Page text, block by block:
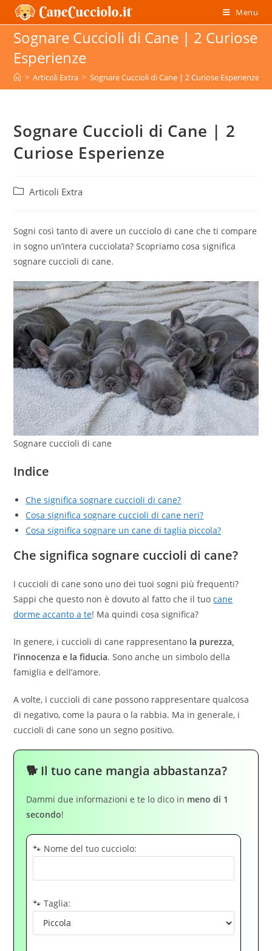
Salta
al
contenuto
Menu
Sognare Cuccioli di Cane | 2 Curiose
Esperienze
> Articoli Extra > Sognare Cuccioli di Cane | 2 Curiose Esperienze
Sognare Cuccioli di Cane | 2
Curiose Esperienze
Categoria
Articoli Extra
Sogni così tanto di avere un cucciolo di cane che ti compare
in sogno un’intera cucciolata? Scopriamo cosa significa
sognare cuccioli di cane.
Sognare cuccioli di cane
Indice
Che significa sognare cuccioli di cane?
Cosa significa sognare cuccioli di cane neri?
Cosa significa sognare un cane di taglia piccola?
Che significa sognare cuccioli di cane?
I cuccioli di cane sono uno dei tuoi sogni più frequenti?
Sappi che questo non è dovuto al fatto che il tuocane
dorme accanto a te! Ma quindi cosa significa?
In genere, i cuccioli di cane rappresentano la purezza,
l’innocenza e la fiducia. Sono anche un simbolo della
famiglia e dell’amore.
A volte, i cuccioli di cane possono rappresentare qualcosa
di negativo, come la paura o la rabbia. Ma in generale, i
cuccioli di cane sono un segno positivo.
🐕 Il tuo cane mangia abbastanza?
Dammi due informazioni e te lo dico in meno di 1
secondo!
🐾 Nome del tuo cucciolo:
🐾 Taglia: